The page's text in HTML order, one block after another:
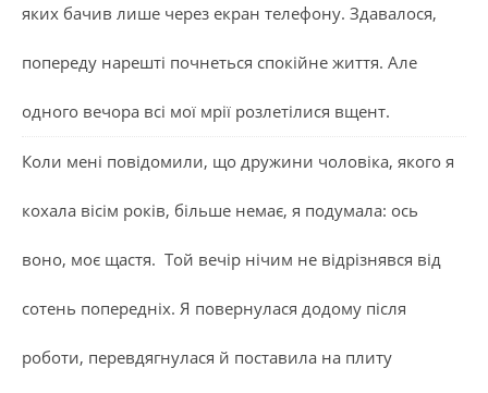
яких бачив лише через екран телефону. Здавалося,
попереду нарешті почнеться спокійне життя. Але
одного вечора всі мої мрії розлетілися вщент.
Коли мені повідомили, що дружини чоловіка, якого я
кохала вісім років, більше немає, я подумала: ось
воно, моє щастя. Той вечір нічим не відрізнявся від
сотень попередніх. Я повернулася додому після
роботи, перевдягнулася й поставила на плиту